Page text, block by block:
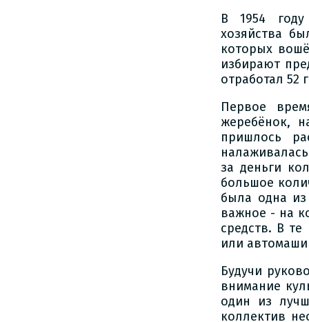
В 1954 году
хозяйства
которых
избирают
отработал 52
Первое
жеребёнок,
пришлось
за деньги
большое
была одна
важное - на
средств. В
или
Будучи
внимание
один из
коллектив